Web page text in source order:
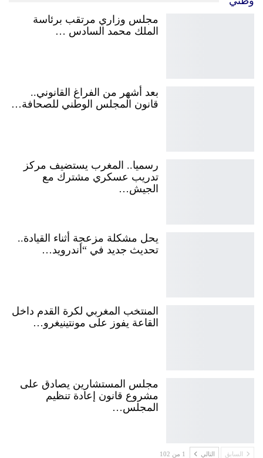
مجلس وزاري مرتقب برئاسة
الملك محمد السادس …
بعد أشهر من الفراغ القانوني..
قانون المجلس الوطني للصحافة…
رسميا.. المغرب يستضيف مركز
تدريب عسكري مشترك مع
الجيش…
يحل مشكلة مزعجة أثناء القيادة..
تحديث جديد في “أندرويد…
المنتخب المغربي لكرة القدم داخل
القاعة يفوز على مونتينيغرو…
مجلس المستشارين يصادق على
مشروع قانون إعادة تنظيم
المجلس…
السابق التالي 1 من 102